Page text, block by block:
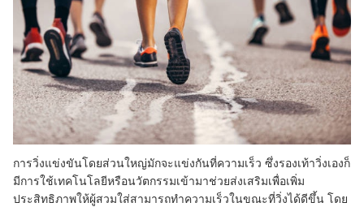
การวิ่งแข่งขันโดยส่วนใหญ่มักจะแข่งกันที่ความเร็ว ซึ่งรองเท้าวิ่งเองก็
มีการใช้เทคโนโลยีหรือนวัตกรรมเข้ามาช่วยส่งเสริมเพื่อเพิ่ม
ประสิทธิภาพให้ผู้สวมใส่สามารถทำความเร็วในขณะที่วิ่งได้ดีขึ้น โดย